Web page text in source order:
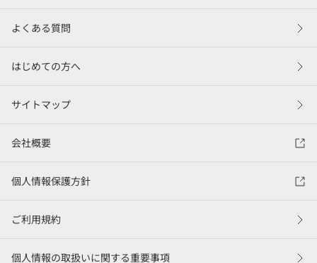
よくある質問
はじめての方へ
サイトマップ
会社概要
個人情報保護方針
ご利用規約
個人情報の取扱いに関する重要事項